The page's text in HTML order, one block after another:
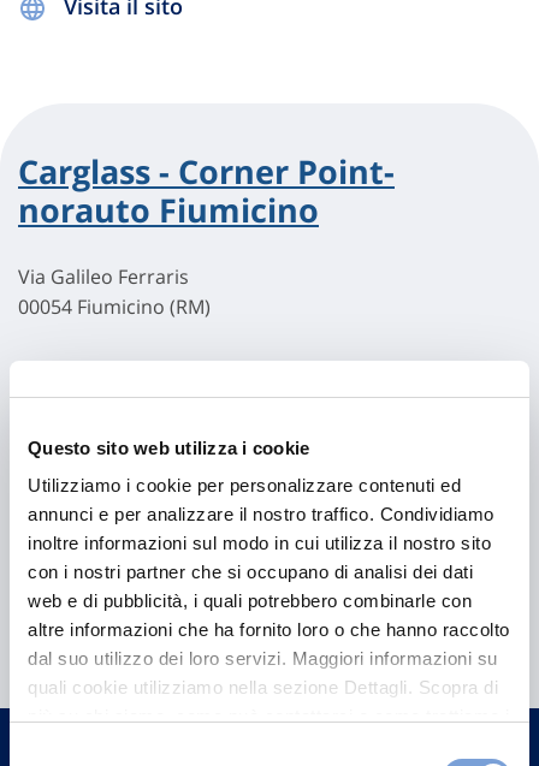
Questo sito web utilizza i cookie
Utilizziamo i cookie per personalizzare contenuti ed
annunci e per analizzare il nostro traffico. Condividiamo
inoltre informazioni sul modo in cui utilizza il nostro sito
con i nostri partner che si occupano di analisi dei dati
web e di pubblicità, i quali potrebbero combinarle con
altre informazioni che ha fornito loro o che hanno raccolto
dal suo utilizzo dei loro servizi. Maggiori informazioni su
quali cookie utilizziamo nella sezione Dettagli. Scopra di
Carglass - Corner Point-
norauto Fiumicino
Via Galileo Ferraris
00054 Fiumicino (RM)
Hai bisogno di
informazioni?
Trova l'Agenzia più vicina a te e parla con
un nostro Agente.